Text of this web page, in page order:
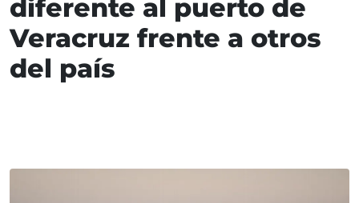
diferente al puerto de
Veracruz frente a otros
del país